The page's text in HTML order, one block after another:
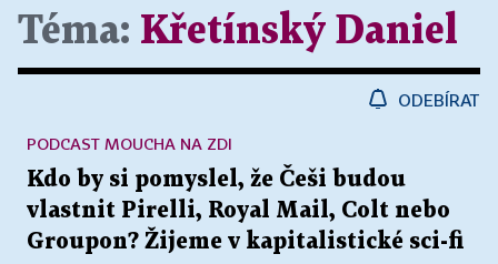
Téma: Křetínský Daniel
ODEBÍRAT
Kdo by si pomyslel, že Češi budou
vlastnit Pirelli, Royal Mail, Colt nebo
Groupon? Žijeme v kapitalistické sci-fi
PODCAST MOUCHA NA ZDI